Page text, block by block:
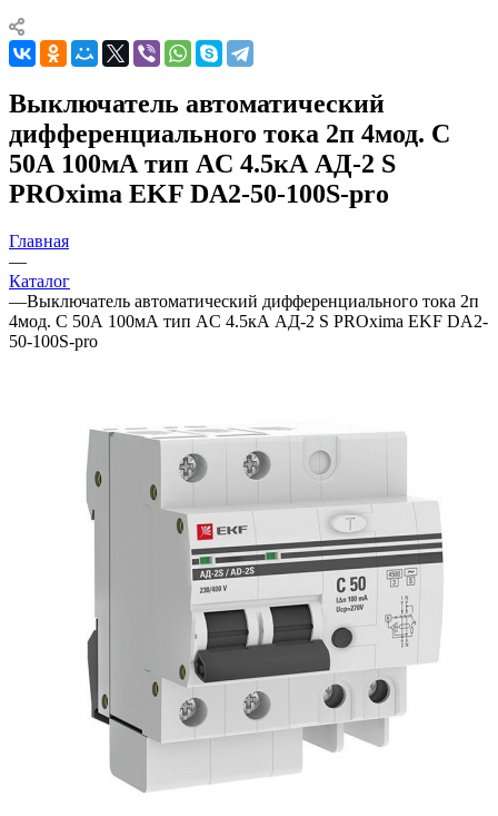
Выключатель автоматический
дифференциального тока 2п 4мод. C
50А 100мА тип AC 4.5кА АД-2 S
PROxima EKF DA2-50-100S-pro
Главная
—
Каталог
—Выключатель автоматический дифференциального тока 2п
4мод. C 50А 100мА тип AC 4.5кА АД-2 S PROxima EKF DA2-
50-100S-pro